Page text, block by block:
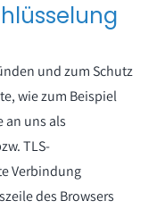
und zum Schutz
wie zum Beispiel
an uns als
TLS-
Verbindung
des Browsers